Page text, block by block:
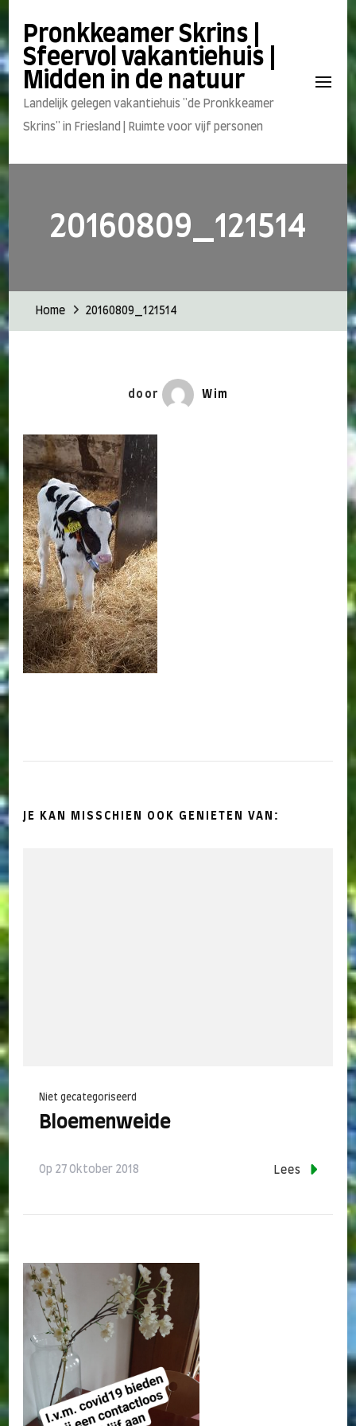
Pronkkeamer Skrins |
Sfeervol vakantiehuis |
Midden in de natuur
Landelijk gelegen vakantiehuis "de Pronkkeamer
Skrins" in Friesland | Ruimte voor vijf personen
20160809_121514
Home 20160809_121514
door Wim
JE KAN MISSCHIEN OOK GENIETEN VAN:
Niet gecategoriseerd
Bloemenweide
Op 27 Oktober 2018 Lees